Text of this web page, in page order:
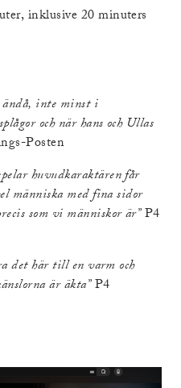
inklusive 20 minuters
inte minst i
och när hans och Ullas
Posten
huvudkaraktären får
människa med fina sidor
som vi människor är”P4
det här till en varm och
är äkta”P4